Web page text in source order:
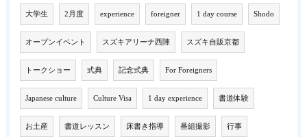
大学生 2月度 experience foreigner 1 day course Shodo
オープンイベント スズキアリーナ西陣 スズキ自販京都
トークショー 式典 記念式典 For Foreigners
Japanese culture Culture Visa 1 day experience 書道体験
お土産 書道レッスン 床書き指導 番組撮影 行事